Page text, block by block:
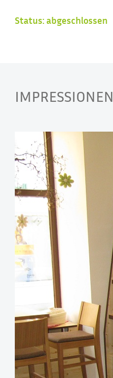
Status: abgeschlossen
IMPRESSIONEN